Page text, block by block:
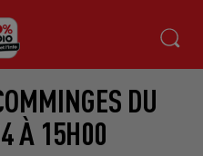
DU
À 15H00